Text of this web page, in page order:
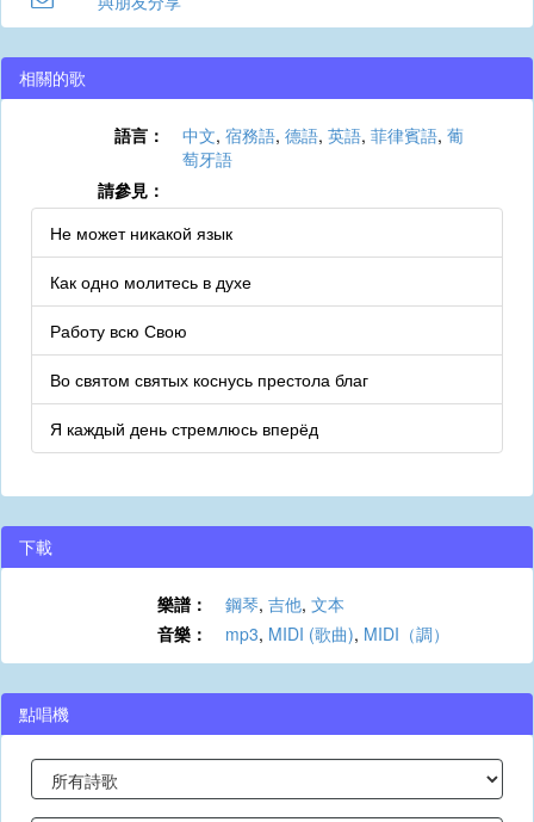
相關的歌
語言： 中文, 宿務語, 德語, 英語, 菲律賓語, 葡
萄牙語
請參見：
Не может никакой язык
Как одно молитесь в духе
Работу всю Свою
Во святом святых коснусь престола благ
Я каждый день стремлюсь вперёд
下載
樂譜： 鋼琴, 吉他, 文本
音樂：
mp3, MIDI (歌曲), MIDI（調）
點唱機